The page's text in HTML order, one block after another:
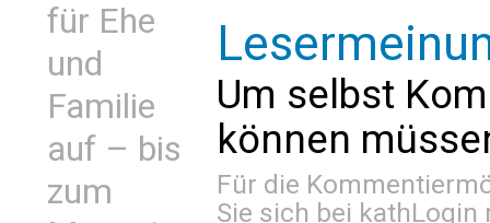
für Ehe
und
Familie
auf – bis
zum
Um selbst
können
Für die
Sie sich bei kathLogin